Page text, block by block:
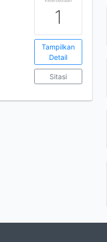
1
Tampilkan
Detail
Sitasi